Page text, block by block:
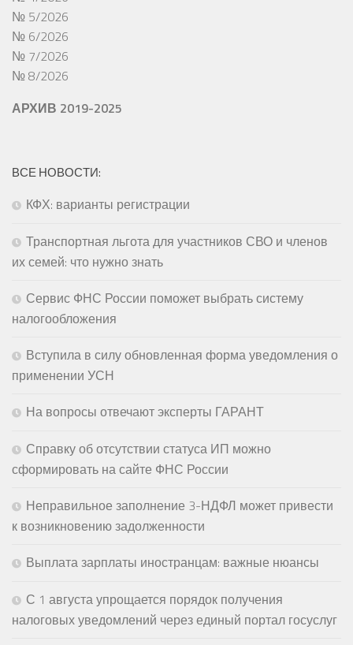
№ 5/2026
№ 6/2026
№ 7/2026
№ 8/2026
АРХИВ 2019-2025
ВСЕ НОВОСТИ:
КФХ: варианты регистрации
Транспортная льгота для участников СВО и членов
их семей: что нужно знать
Сервис ФНС России поможет выбрать систему
налогообложения
Вступила в силу обновленная форма уведомления о
применении УСН
На вопросы отвечают эксперты ГАРАНТ
Справку об отсутствии статуса ИП можно
сформировать на сайте ФНС России
Неправильное заполнение 3-НДФЛ может привести
к возникновению задолженности
Выплата зарплаты иностранцам: важные нюансы
С 1 августа упрощается порядок получения
налоговых уведомлений через единый портал госуслуг